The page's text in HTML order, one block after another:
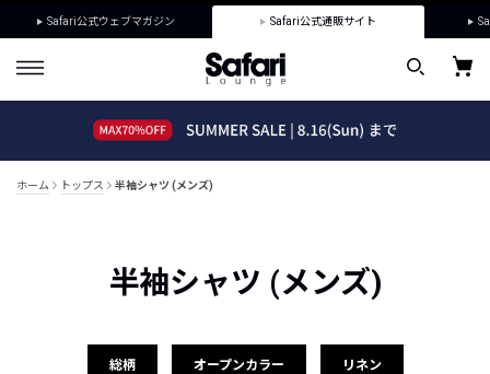
Safari公式ウェブマガジン Safari公式通販サイト
ホーム トップス 半袖シャツ (メンズ)
半袖シャツ (メンズ)
総柄 オープンカラー リネン